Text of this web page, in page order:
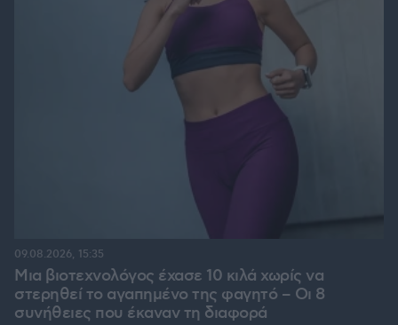
Μια βιοτεχνολόγος έχασε 10 κιλά χωρίς να
στερηθεί το αγαπημένο της φαγητό – Οι 8
συνήθειες που έκαναν τη διαφορά
09.08.2026, 15:35